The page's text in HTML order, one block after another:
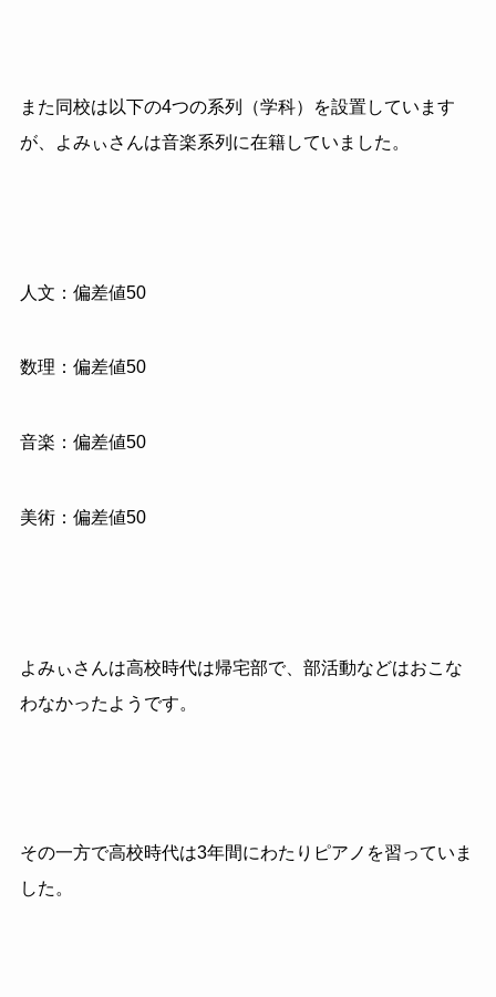
また同校は以下の4つの系列（学科）を設置しています
が、よみぃさんは音楽系列に在籍していました。
人文：偏差値50
数理：偏差値50
音楽：偏差値50
美術：偏差値50
よみぃさんは高校時代は帰宅部で、部活動などはおこな
わなかったようです。
その一方で高校時代は3年間にわたりピアノを習っていま
した。